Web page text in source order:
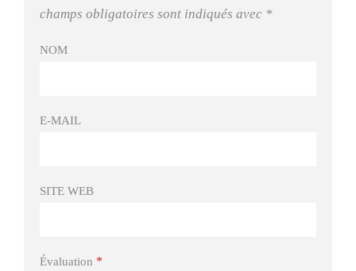
champs obligatoires sont indiqués avec *
NOM
E-MAIL
SITE WEB
Évaluation *